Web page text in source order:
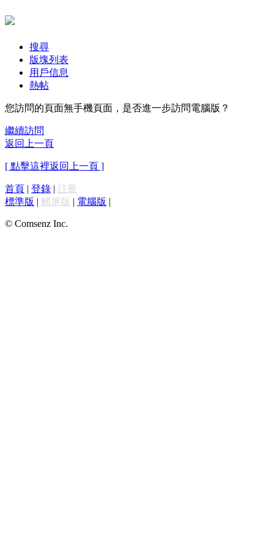
搜尋
版塊列表
用戶信息
熱帖
您訪問的頁面無手機頁面，是否進一步訪問電腦版？
繼續訪問
返回上一頁
[ 點擊這裡返回上一頁 ]
首頁 | 登錄 | 註冊
標準版 | 觸屏版 | 電腦版 |
© Comsenz Inc.